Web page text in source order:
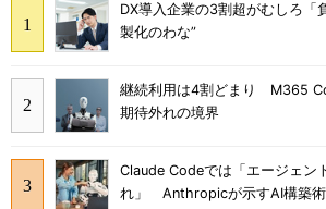
DX導入企業の3割超がむしろ
製化のわな”
継続利用は4割どまり M365
期待外れの境界
Claude Codeでは「エージェン
れ」 Anthropicが示すAI構築術